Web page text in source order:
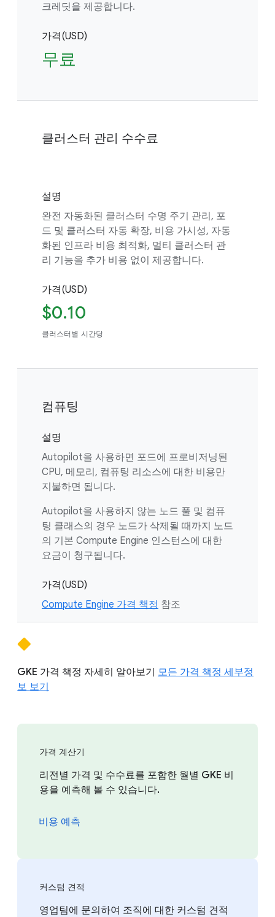
크레딧을 제공합니다.
가격(USD)
무료
클러스터 관리 수수료
설명
완전 자동화된 클러스터 수명 주기 관리, 포
드 및 클러스터 자동 확장, 비용 가시성, 자동
화된 인프라 비용 최적화, 멀티 클러스터 관
리 기능을 추가 비용 없이 제공합니다.
가격(USD)
$0.10
클러스터별 시간당
컴퓨팅
설명
Autopilot을 사용하면 포드에 프로비저닝된
CPU, 메모리, 컴퓨팅 리소스에 대한 비용만
지불하면 됩니다.
Autopilot을 사용하지 않는 노드 풀 및 컴퓨
팅 클래스의 경우 노드가 삭제될 때까지 노드
의 기본 Compute Engine 인스턴스에 대한
요금이 청구됩니다.
가격(USD)
Compute Engine 가격 책정 참조
GKE 가격 책정 자세히 알아보기 모든 가격 책정 세부정
보 보기
가격 계산기
리전별 가격 및 수수료를 포함한 월별 GKE 비
용을 예측해 볼 수 있습니다.
비용 예측
커스텀 견적
영업팀에 문의하여 조직에 대한 커스텀 견적